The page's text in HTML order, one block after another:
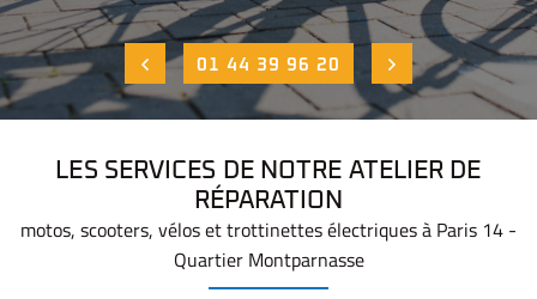
01 44 39 96 20
LES SERVICES DE NOTRE ATELIER DE
RÉPARATION
motos, scooters, vélos et trottinettes électriques à Paris 14 -
Quartier Montparnasse